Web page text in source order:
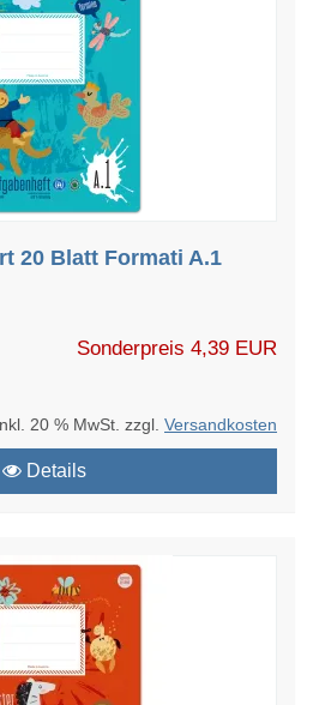
20 Blatt Formati A.1
Sonderpreis 4,39 EUR
20 % MwSt. zzgl. Versandkosten
Details